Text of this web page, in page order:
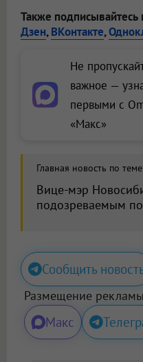
Также подписывайтесь
Дзен,ВКонтакте,
Не
важное —
первыми с
«Макс»
Главная новость по теме
Вице-мэр
подозреваемым
Сообщить
Размещение рекламы
Макс